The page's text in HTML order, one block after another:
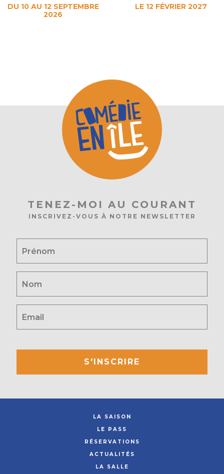
DU 10 AU 12 SEPTEMBRE
2026
LE 12 FÉVRIER 2027
TENEZ-MOI AU COURANT
INSCRIVEZ-VOUS À NOTRE NEWSLETTER
S'INSCRIRE
LA SAISON
LE PASS
RÉSERVATIONS
ACTUALITÉS
LA SALLE